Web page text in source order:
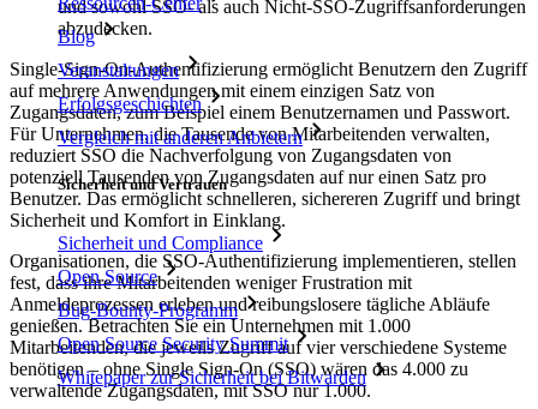
Blog
Veranstaltungen
Erfolgsgeschichten
Vergleich mit anderen Anbietern
Sicherheit und Vertrauen
Sicherheit und Compliance
Open Source
Bug-Bounty-Programm
Open Source Security Summit
Whitepaper zur Sicherheit bei Bitwarden
und sowohl SSO- als auch Nicht-SSO-Zugriffsanforderungen
abzudecken.
Single-Sign-On-Authentifizierung ermöglicht Benutzern den Zugriff
auf mehrere Anwendungen mit einem einzigen Satz von
Zugangsdaten, zum Beispiel einem Benutzernamen und Passwort.
Für Unternehmen, die Tausende von Mitarbeitenden verwalten,
reduziert SSO die Nachverfolgung von Zugangsdaten von
potenziell Tausenden von Zugangsdaten auf nur einen Satz pro
Benutzer. Das ermöglicht schnelleren, sichereren Zugriff und bringt
Sicherheit und Komfort in Einklang.
Organisationen, die SSO-Authentifizierung implementieren, stellen
fest, dass ihre Mitarbeitenden weniger Frustration mit
Anmeldeprozessen erleben und reibungslosere tägliche Abläufe
genießen. Betrachten Sie ein Unternehmen mit 1.000
Mitarbeitenden, die jeweils Zugriff auf vier verschiedene Systeme
benötigen – ohne Single Sign-On (SSO) wären das 4.000 zu
verwaltende Zugangsdaten, mit SSO nur 1.000.